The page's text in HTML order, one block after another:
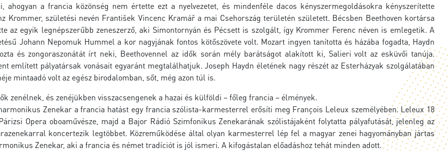
ahogyan a francia közönség nem értette ezt a nyelvezetet, és mindenféle dacos kényszermegoldásokra kényszerítette
Krommer, születési nevén František Vincenc Kramář a mai Csehország területén született. Bécsben Beethoven kortársa
az egyik legnépszerűbb zeneszerző, aki Simontornyán és Pécsett is szolgált, így Krommer Ferenc néven is emlegetik. A
Johann Nepomuk Hummel a kor nagyjának fontos kötőszövete volt. Mozart ingyen tanította és házába fogadta, Haydn
és zongoraszonátát írt neki, Beethovennel az idők során mély barátságot alakított ki, Salieri volt az esküvői tanúja.
említett pályatársak vonásait egyaránt megtalálhatjuk. Joseph Haydn életének nagy részét az Esterházyak szolgálatában
mintaadó volt az egész birodalomban, sőt, még azon túl is.
zenélnek, és zenéjükben visszacsengenek a hazai és külföldi – főleg francia – élmények.
Zenekar a francia hatást egy francia szólista-karmesterrel erősíti meg François Leleux személyében. Leleux 18
Opera oboaművésze, majd a Bajor Rádió Szimfonikus Zenekarának szólistájaként folytatta pályafutását, jelenleg az
koncertezik legtöbbet. Közreműködése által olyan karmesterrel lép fel a magyar zenei hagyományban jártas
Zenekar, aki a francia és német tradíciót is jól ismeri. A kifogástalan előadáshoz tehát minden adott.